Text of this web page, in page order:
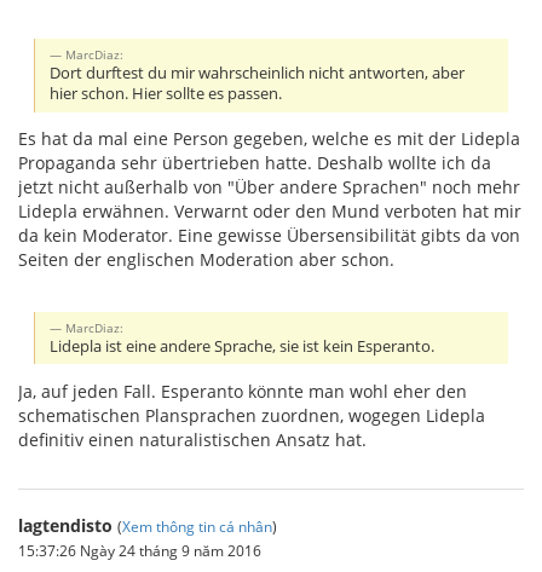
MarcDiaz:
Dort durftest du mir wahrscheinlich nicht antworten, aber
hier schon. Hier sollte es passen.
Es hat da mal eine Person gegeben, welche es mit der Lidepla
Propaganda sehr übertrieben hatte. Deshalb wollte ich da
jetzt nicht außerhalb von "Über andere Sprachen" noch mehr
Lidepla erwähnen. Verwarnt oder den Mund verboten hat mir
da kein Moderator. Eine gewisse Übersensibilität gibts da von
Seiten der englischen Moderation aber schon.
MarcDiaz:
Lidepla ist eine andere Sprache, sie ist kein Esperanto.
Ja, auf jeden Fall. Esperanto könnte man wohl eher den
schematischen Plansprachen zuordnen, wogegen Lidepla
definitiv einen naturalistischen Ansatz hat.
lagtendisto (Xem thông tin cá nhân)
15:37:26 Ngày 24 tháng 9 năm 2016